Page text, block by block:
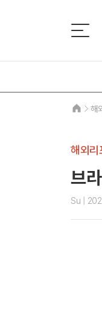
해
해외리
브
Su |